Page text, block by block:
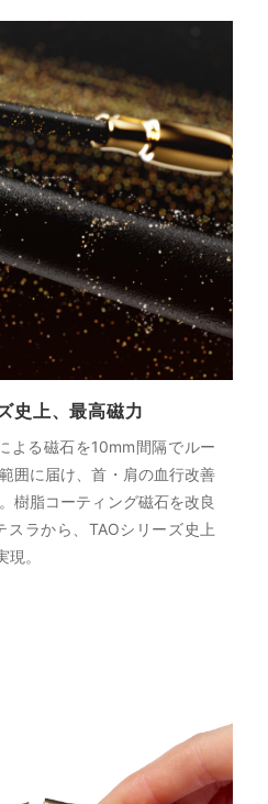
史上、最高磁力
よる磁石を10mm間隔でルー
囲に届け、首・肩の血行改善
樹脂コーティング磁石を改良
スラから、TAOシリーズ史上
。